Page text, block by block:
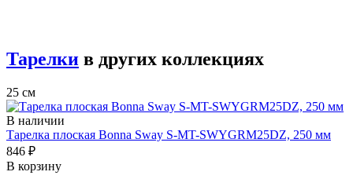
Тарелки в других коллекциях
25 см
В наличии
Тарелка плоская Bonna Sway S-MT-SWYGRM25DZ, 250 мм
846 ₽
В корзину